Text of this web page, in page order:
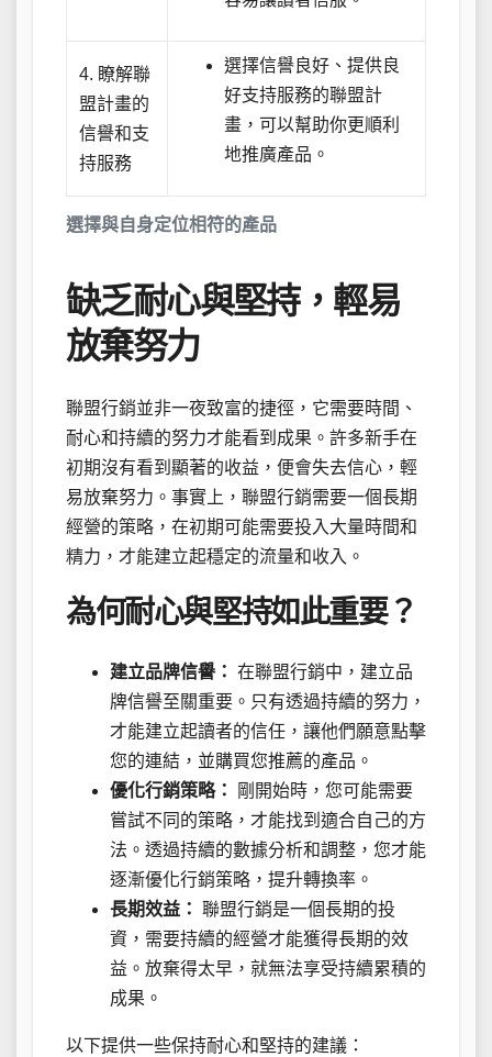
選擇與自身定位相符的產品
4. 瞭解聯
盟計畫的
信譽和支
持服務
選擇信譽良好、提供良
好支持服務的聯盟計
畫，可以幫助你更順利
地推廣產品。
缺乏耐心與堅持，輕易
放棄努力
聯盟行銷並非一夜致富的捷徑，它需要時間、
耐心和持續的努力才能看到成果。許多新手在
初期沒有看到顯著的收益，便會失去信心，輕
易放棄努力。事實上，聯盟行銷需要一個長期
經營的策略，在初期可能需要投入大量時間和
精力，才能建立起穩定的流量和收入。
為何耐心與堅持如此重要？
建立品牌信譽： 在聯盟行銷中，建立品
牌信譽至關重要。只有透過持續的努力，
才能建立起讀者的信任，讓他們願意點擊
您的連結，並購買您推薦的產品。
優化行銷策略：
剛開始時，您可能需要
嘗試不同的策略，才能找到適合自己的方
法。透過持續的數據分析和調整，您才能
逐漸優化行銷策略，提升轉換率。
長期效益： 聯盟行銷是一個長期的投
資，需要持續的經營才能獲得長期的效
益。放棄得太早，就無法享受持續累積的
成果。
以下提供一些保持耐心和堅持的建議：